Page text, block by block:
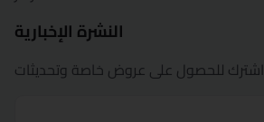
النشرة الإخبارية
اشترك للحصول على عروض خاصة وتحديثات